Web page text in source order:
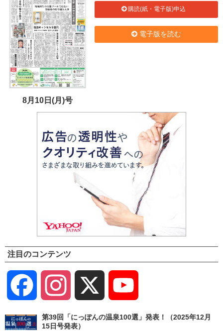
8月10日(月)号
購読(紙・電子版)申込
電子版を読む
注目のコンテンツ
Facebook Instagram
Channel
第39回「にっぽんの温泉100選」発表！（2025年12月
15日号発表）